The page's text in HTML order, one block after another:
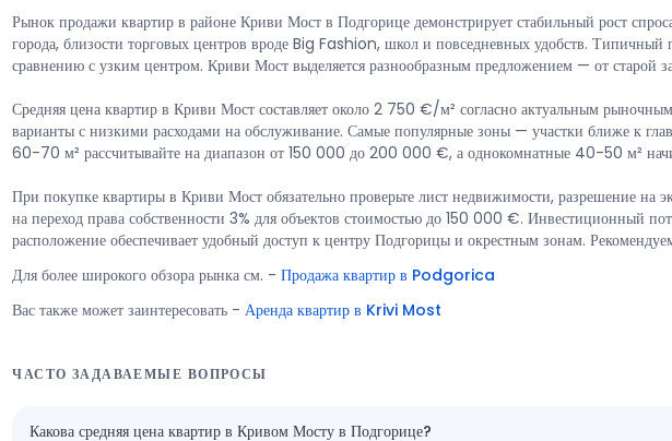
Рынок продажи квартир в районе Криви Мост в Подгорице демонстрирует стабильный рост
города, близости торговых центров вроде Big Fashion, школ и повседневных удобств.
сравнению с узким центром. Криви Мост выделяется разнообразным предложением — от старой
Средняя цена квартир в Криви Мост составляет около 2 750 €/м² согласно актуальным
варианты с низкими расходами на обслуживание. Самые популярные зоны — участки ближе к
60-70 м² рассчитывайте на диапазон от 150 000 до 200 000 €, а однокомнатные 40-50 м²
При покупке квартиры в Криви Мост обязательно проверьте лист недвижимости, разрешение на
на переход права собственности 3% для объектов стоимостью до 150 000 €. Инвестиционный
расположение обеспечивает удобный доступ к центру Подгорицы и окрестным зонам.
Для более широкого обзора рынка см. - Продажа квартир в Podgorica
Вас также может заинтересовать - Аренда квартир в Krivi Most
ЧАСТО ЗАДАВАЕМЫЕ ВОПРОСЫ
Какова средняя цена квартир в Кривом Мосту в Подгорице?